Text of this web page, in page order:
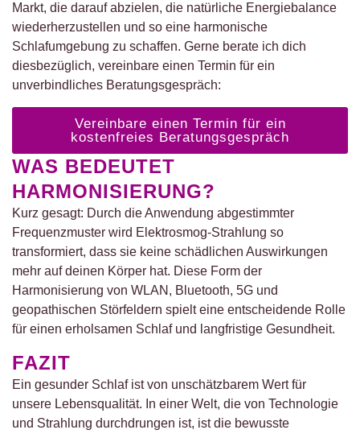
Markt, die darauf abzielen, die natürliche Energiebalance
wiederherzustellen und so eine harmonische
Schlafumgebung zu schaffen. Gerne berate ich dich
diesbezüglich, vereinbare einen Termin für ein
unverbindliches Beratungsgespräch:
Vereinbare einen Termin für ein
kostenfreies Beratungsgespräch
WAS BEDEUTET
HARMONISIERUNG?
Kurz gesagt: Durch die Anwendung abgestimmter
Frequenzmuster wird Elektrosmog-Strahlung so
transformiert, dass sie keine schädlichen Auswirkungen
mehr auf deinen Körper hat. Diese Form der
Harmonisierung von WLAN, Bluetooth, 5G und
geopathischen Störfeldern spielt eine entscheidende Rolle
für einen erholsamen Schlaf und langfristige Gesundheit.
FAZIT
Ein gesunder Schlaf ist von unschätzbarem Wert für
unsere Lebensqualität. In einer Welt, die von Technologie
und Strahlung durchdrungen ist, ist die bewusste